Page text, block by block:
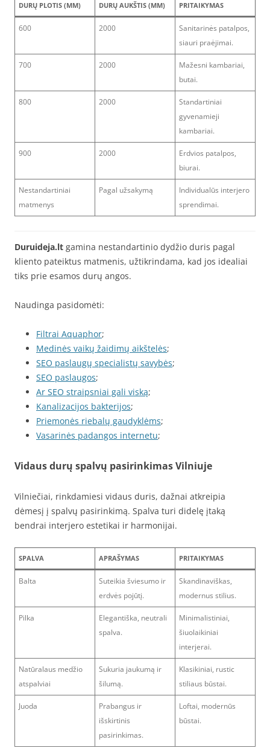
DURŲ PLOTIS (MM) DURŲ AUKŠTIS (MM) PRITAIKYMAS
600 2000
Sanitarinės patalpos,
siauri praėjimai.
700 2000
Mažesni kambariai,
butai.
800 2000
Standartiniai
gyvenamieji
kambariai.
900 2000
Erdvios patalpos,
biurai.
Nestandartiniai
matmenys
Pagal užsakymą
Individualūs interjero
sprendimai.
Duruideja.lt gamina nestandartinio dydžio duris pagal
kliento pateiktus matmenis, užtikrindama, kad jos idealiai
tiks prie esamos durų angos.
Naudinga pasidomėti:
Filtrai Aquaphor;
Medinės vaikų žaidimų aikštelės;
SEO paslaugų specialistų savybės;
SEO paslaugos;
Ar SEO straipsniai gali viską;
Kanalizacijos bakterijos;
Priemonės riebalų gaudyklėms;
Vasarinės padangos internetu;
Vidaus durų spalvų pasirinkimas Vilniuje
Vilniečiai, rinkdamiesi vidaus duris, dažnai atkreipia
dėmesį į spalvų pasirinkimą. Spalva turi didelę įtaką
bendrai interjero estetikai ir harmonijai.
SPALVA APRAŠYMAS PRITAIKYMAS
Balta
Suteikia šviesumo ir
erdvės pojūtį.
Skandinaviškas,
modernus stilius.
Pilka
Elegantiška, neutrali
spalva.
Minimalistiniai,
šiuolaikiniai
interjerai.
Natūralaus medžio
atspalviai
Sukuria jaukumą ir
šilumą.
Klasikiniai, rustic
stiliaus būstai.
Juoda
Prabangus ir
išskirtinis
pasirinkimas.
Loftai, modernūs
būstai.